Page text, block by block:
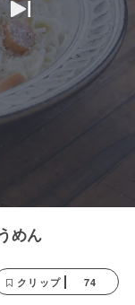
めん
クリップ 74